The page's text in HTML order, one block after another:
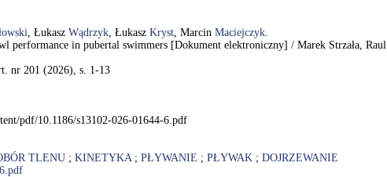
, Łukasz Wądrzyk, Łukasz Kryst, Marcin Maciejczyk.
performance in pubertal swimmers [Dokument elektroniczny] / Marek Strzała,
nr 201 (2026), s. 1-13
pdf/10.1186/s13102-026-01644-6.pdf
TLENU ; KINETYKA; PŁYWANIE ; PŁYWAK ; DOJRZEWANIE